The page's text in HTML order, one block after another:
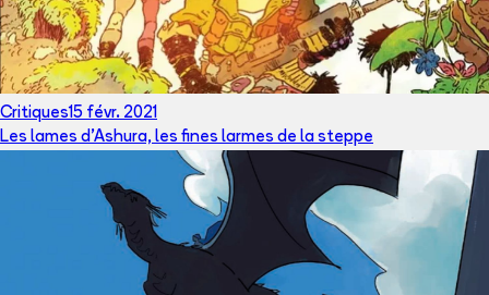
Critiques15 févr. 2021
Les lames d’Ashura, les fines larmes de la steppe